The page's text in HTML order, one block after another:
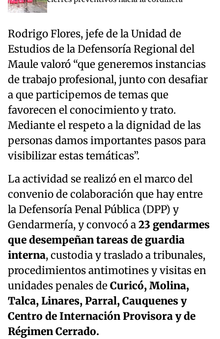
Rodrigo Flores, jefe de la Unidad de
Estudios de la Defensoría Regional del
Maule valoró “que generemos instancias
de trabajo profesional, junto con desafiar
a que participemos de temas que
favorecen el conocimiento y trato.
Mediante el respeto a la dignidad de las
personas damos importantes pasos para
visibilizar estas temáticas”.
La actividad se realizó en el marco del
convenio de colaboración que hay entre
la Defensoría Penal Pública (DPP) y
Gendarmería, y convocó a23 gendarmes
que desempeñan tareas de guardia
interna, custodia y traslado a tribunales,
procedimientos antimotines y visitas en
unidades penales deCuricó, Molina,
Talca, Linares, Parral, Cauquenes y
Centro de Internación Provisora y de
Régimen Cerrado.